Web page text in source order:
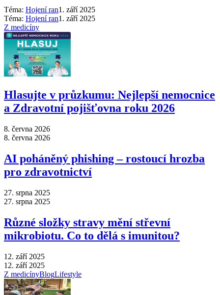
Téma: Hojení ran1. září 2025
Téma: Hojení ran1. září 2025
Z medicíny
Hlasujte v průzkumu: Nejlepší nemocnice
a Zdravotní pojišťovna roku 2026
8. června 2026
8. června 2026
AI poháněný phishing –⁠ rostoucí hrozba
pro zdravotnictví
27. srpna 2025
27. srpna 2025
Různé složky stravy mění střevní
mikrobiotu. Co to dělá s imunitou?
12. září 2025
12. září 2025
Z medicínyBlogLifestyle